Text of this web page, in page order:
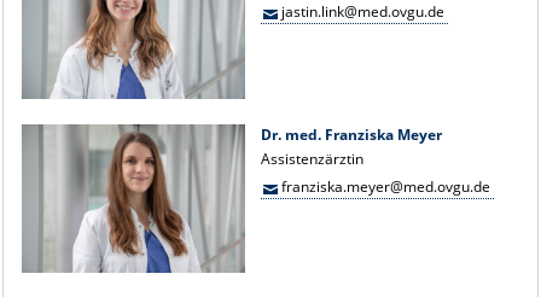
jastin.link@med.ovgu.de
Dr. med. Franziska Meyer
Assistenzärztin
franziska.meyer@med.ovgu.de